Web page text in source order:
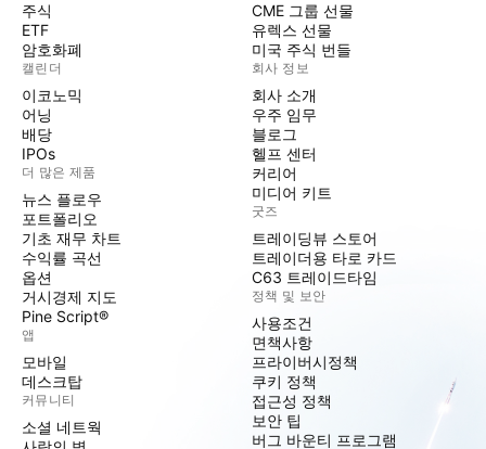
주식
ETF
암호화폐
캘린더
이코노믹
어닝
배당
IPOs
더 많은 제품
뉴스 플로우
포트폴리오
기초 재무 차트
수익률 곡선
옵션
거시경제 지도
Pine Script®
앱
모바일
데스크탑
커뮤니티
소셜 네트웍
CME 그룹 선물
유렉스 선물
미국 주식 번들
회사 정보
회사 소개
우주 임무
블로그
헬프 센터
커리어
미디어 키트
굿즈
트레이딩뷰 스토어
트레이더용 타로 카드
C63 트레이드타임
정책 및 보안
사용조건
면책사항
프라이버시정책
쿠키 정책
접근성 정책
보안 팁
버그 바운티 프로그램